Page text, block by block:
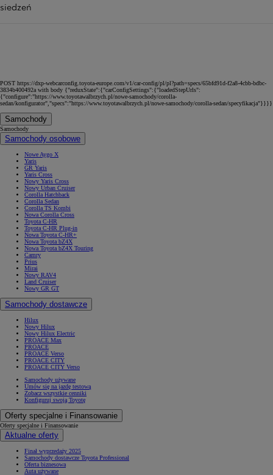
siedzeń
POST https://dxp-webcarconfig.toyota-europe.com/v1/car-config/pl/pl?path=specs/65bfd91d-f2a8-4cbb-bdbc-
3834b400492a with body {"reduxState":{"carConfigSettings":{"loadedStepUrls":
{"configure":"https://www.toyotawalbrzych.pl/nowe-samochody/corolla-
sedan/konfigurator","specs":"https://www.toyotawalbrzych.pl/nowe-samochody/corolla-sedan/specyfikacja"}}}}
Samochody
Samochody
Samochody osobowe
Nowe Aygo X
Yaris
GR Yaris
Yaris Cross
Nowy Yaris Cross
Nowy Urban Cruiser
Corolla Hatchback
Corolla Sedan
Corolla TS Kombi
Nowa Corolla Cross
Toyota C-HR
Toyota C-HR Plug-in
Nowa Toyota C-HR+
Nowa Toyota bZ4X
Nowa Toyota bZ4X Touring
Camry
Prius
Mirai
Nowy RAV4
Land Cruiser
Nowy GR GT
Samochody dostawcze
Hilux
Nowy Hilux
Nowy Hilux Electric
PROACE Max
PROACE
PROACE Verso
PROACE CITY
PROACE CITY Verso
Samochody używane
Umów się na jazdę testową
Zobacz wszystkie cenniki
Konfiguruj swoją Toyotę
Oferty specjalne i Finansowanie
Oferty specjalne i Finansowanie
Aktualne oferty
Finał wyprzedaży 2025
Samochody dostawcze Toyota Professional
Oferta biznesowa
Auta używane